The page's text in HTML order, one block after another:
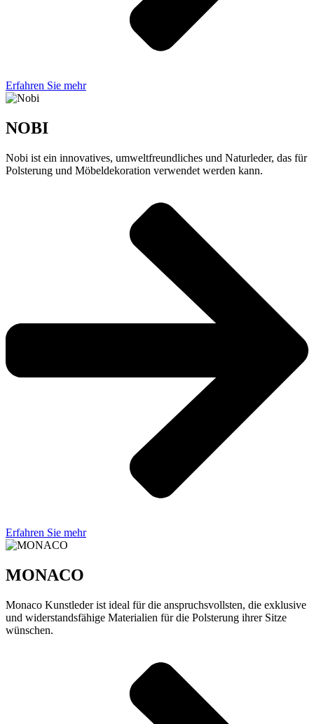
Erfahren Sie mehr
NOBI
Nobi ist ein innovatives, umweltfreundliches und Naturleder, das für
Polsterung und Möbeldekoration verwendet werden kann.
Erfahren Sie mehr
MONACO
Monaco Kunstleder ist ideal für die anspruchsvollsten, die exklusive
und widerstandsfähige Materialien für die Polsterung ihrer Sitze
wünschen.